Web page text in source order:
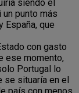
siendo el
punto más
España, que
con gasto
ese momento,
Portugal lo
se situaría en el
país con menos